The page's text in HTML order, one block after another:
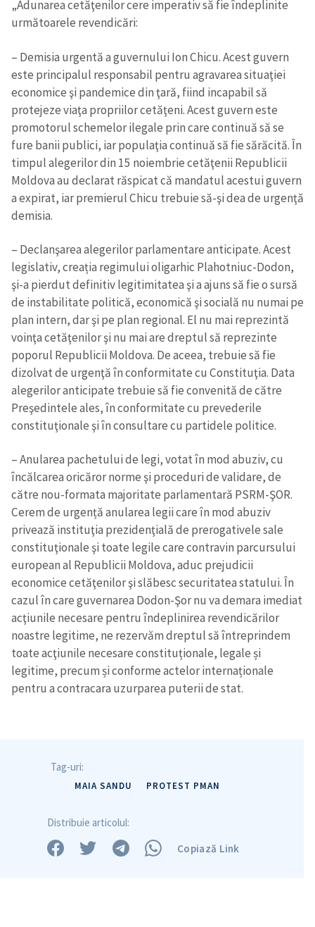
„Adunarea cetăţenilor cere imperativ să fie îndeplinite
următoarele revendicări:
– Demisia urgentă a guvernului Ion Chicu. Acest guvern
este principalul responsabil pentru agravarea situaţiei
economice şi pandemice din ţară, fiind incapabil să
protejeze viaţa propriilor cetăţeni. Acest guvern este
promotorul schemelor ilegale prin care continuă să se
fure banii publici, iar populaţia continuă să fie sărăcită. În
timpul alegerilor din 15 noiembrie cetăţenii Republicii
Moldova au declarat răspicat că mandatul acestui guvern
a expirat, iar premierul Chicu trebuie să-şi dea de urgenţă
demisia.
– Declanşarea alegerilor parlamentare anticipate. Acest
legislativ, creația regimului oligarhic Plahotniuc-Dodon,
şi-a pierdut definitiv legitimitatea şi a ajuns să fie o sursă
de instabilitate politică, economică şi socială nu numai pe
plan intern, dar şi pe plan regional. El nu mai reprezintă
voinţa cetăţenilor şi nu mai are dreptul să reprezinte
poporul Republicii Moldova. De aceea, trebuie să fie
dizolvat de urgenţă în conformitate cu Constituţia. Data
alegerilor anticipate trebuie să fie convenită de către
Preşedintele ales, în conformitate cu prevederile
constituţionale şi în consultare cu partidele politice.
– Anularea pachetului de legi, votat în mod abuziv, cu
încălcarea oricăror norme şi proceduri de validare, de
către nou-formata majoritate parlamentară PSRM-ŞOR.
Cerem de urgență anularea legii care în mod abuziv
privează instituţia prezidenţială de prerogativele sale
constituţionale şi toate legile care contravin parcursului
european al Republicii Moldova, aduc prejudicii
economice cetăţenilor şi slăbesc securitatea statului. În
cazul în care guvernarea Dodon-Şor nu va demara imediat
acţiunile necesare pentru îndeplinirea revendicărilor
noastre legitime, ne rezervăm dreptul să întreprindem
toate acţiunile necesare constituționale, legale și
legitime, precum și conforme actelor internaționale
pentru a contracara uzurparea puterii de stat.
Tag-uri:
MAIA SANDU PROTEST PMAN
Distribuie articolul:
Copiază Link